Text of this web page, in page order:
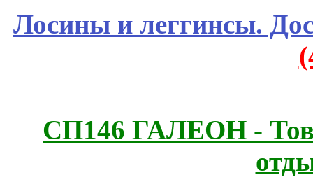
Лосины и леггинсы.
СП146 ГАЛЕОН -